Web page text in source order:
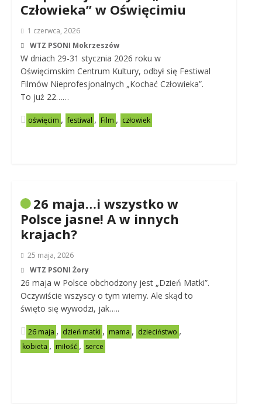
Człowieka” w Oświęcimiu
1 czerwca, 2026
WTZ PSONI Mokrzeszów
W dniach 29-31 stycznia 2026 roku w
Oświęcimskim Centrum Kultury, odbył się Festiwal
Filmów Nieprofesjonalnych „Kochać Człowieka”.
To już 22……
oświęcim , festiwal , Film , człowiek
26 maja…i wszystko w
Polsce jasne! A w innych
krajach?
25 maja, 2026
WTZ PSONI Żory
26 maja w Polsce obchodzony jest „Dzień Matki”.
Oczywiście wszyscy o tym wiemy. Ale skąd to
święto się wywodzi, jak…..
26 maja , dzień matki , mama , dzieciństwo ,
kobieta , miłość , serce